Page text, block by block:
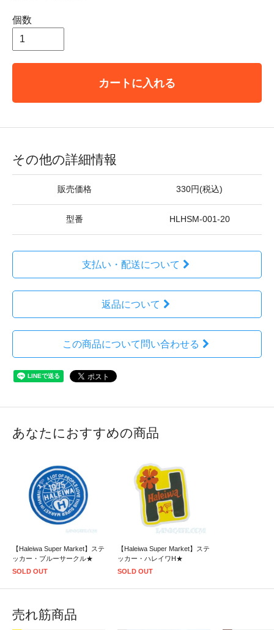
個数
カートに入れる
その他の詳細情報
販売価格 330円(税込)
型番 HLHSM-001-20
支払い・配送について
返品について
この商品について問い合わせる
あなたにおすすめの商品
【Haleiwa Super Market】ステ
ッカー・ブルーサークル★
SOLD OUT
【Haleiwa Super Market】ステ
ッカー・ハレイワH★
SOLD OUT
売れ筋商品